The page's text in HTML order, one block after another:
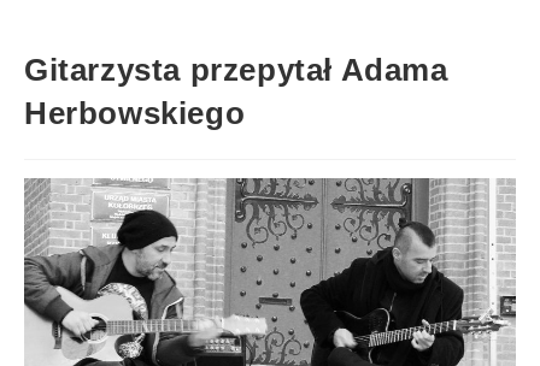
Gitarzysta przepytał Adama
Herbowskiego